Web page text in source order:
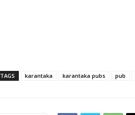
TAGS karantaka karantaka pubs pub